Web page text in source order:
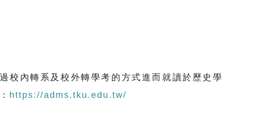
校內轉系及校外轉學考的方式進而就讀於歷史學
https://adms.tku.edu.tw/